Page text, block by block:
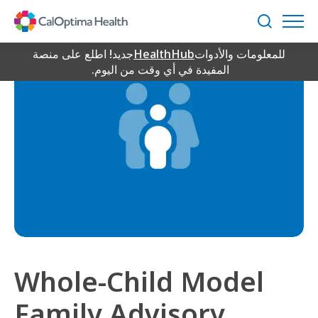
Content
بحث
جديد! اطلع على منصةHealthHubللمعلومات والأدوات
المفيدة في أي وقت من اليوم.
Whole-Child Model